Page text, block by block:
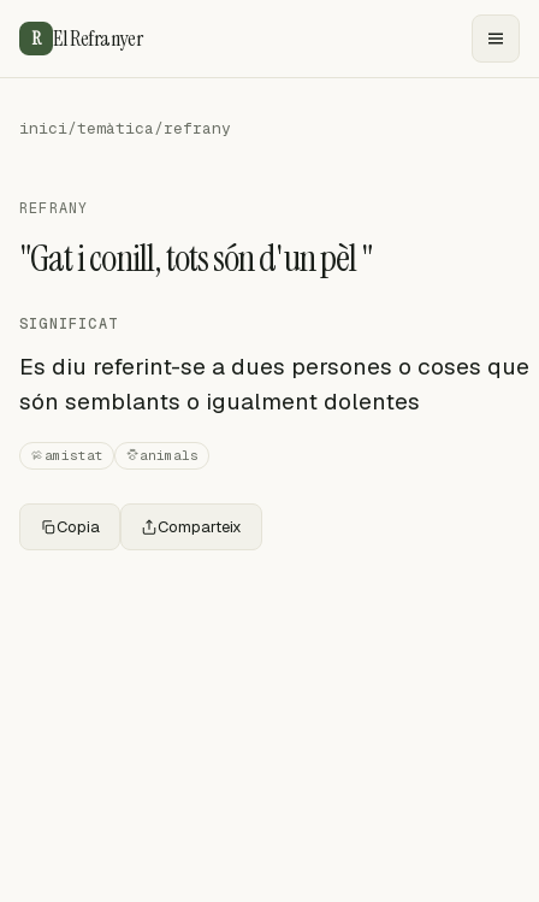
R El Refranyer
inici/temàtica/refrany
REFRANY
"Gat i conill, tots són d'un pèl "
SIGNIFICAT
Es diu referint-se a dues persones o coses que
són semblants o igualment dolentes
amistat animals
Copia Comparteix